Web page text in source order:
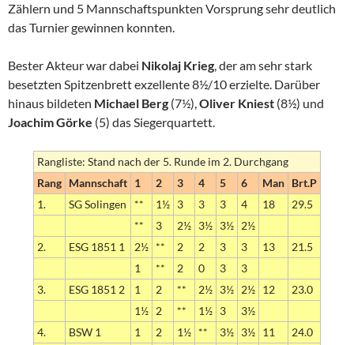
Zählern und 5 Mannschaftspunkten Vorsprung sehr deutlich
das Turnier gewinnen konnten.
Bester Akteur war dabei Nikolaj Krieg, der am sehr stark
besetzten Spitzenbrett exzellente 8½/10 erzielte. Darüber
hinaus bildeten Michael Berg (7½),Oliver Kniest (8½) und
Joachim Görke (5) das Siegerquartett.
Rangliste: Stand nach der 5. Runde im 2. Durchgang
Rang Mannschaft 1 2 3 4 5 6 Man Brt.P
1.
SG Solingen ** 1½ 3 3 3 4 18
29.5
**
3 2½ 3½ 3½ 2½
2.
ESG 1851 1 2½ ** 2 2 3 3 13
21.5
1
** 2 0 3
3
3.
ESG 1851 2 1 2 ** 2½ 3½ 2½ 12
23.0
1½ 2 ** 1½ 3
3½
4.
BSW 1 1 2 1½ ** 3½ 3½ 11 24.0